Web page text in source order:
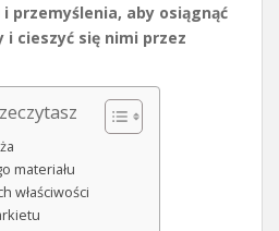
przemyślenia, aby osiągnąć
cieszyć się nimi przez
materiału
właściwości